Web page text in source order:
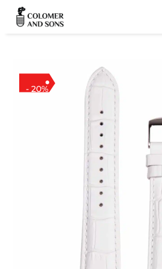
- 20%